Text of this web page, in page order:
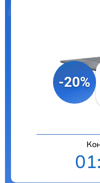
-20%